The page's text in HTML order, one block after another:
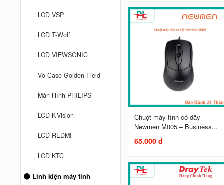
LCD VSP
LCD T-Wolf
LCD VIEWSONIC
Vỏ Case Golden Field
Màn Hình PHILIPS
LCD K-Vision
LCD REDMI
LCD KTC
Linh kiện máy tính
Chuột máy tính có dây
Newmen M005 – Business...
65.000 đ